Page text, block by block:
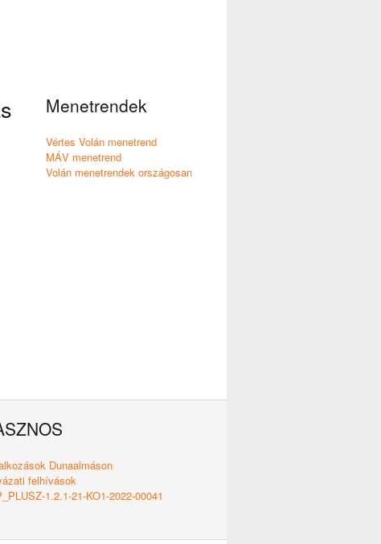
Menetrendek
Vértes Volán menetrend
MÁV menetrend
Volán menetrendek országosan
Dunaalmáson
felhívások
1.2.1-21-KO1-2022-00041